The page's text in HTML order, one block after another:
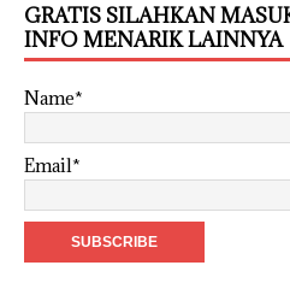
GRATIS SILAHKAN
INFO MENARIK LAINNYA
Name*
Email*